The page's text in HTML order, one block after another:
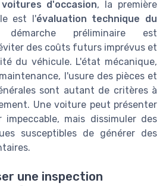
voitures d'occasion, la première
est l'évaluation technique du
préliminaire est
des coûts futurs imprévus et
du véhicule. L'état mécanique,
l'usure des pièces et
sont autant de critères à
Une voiture peut présenter
mais dissimuler des
susceptibles de générer des
une inspection